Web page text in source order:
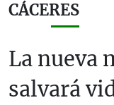
CÁCERES
La nueva
salvará